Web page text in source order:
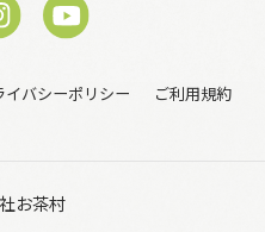
イバシーポリシー ご利用規約
お茶村